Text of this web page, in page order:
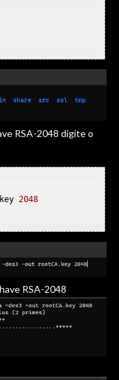
RSA-2048 digite o
2048
RSA-2048